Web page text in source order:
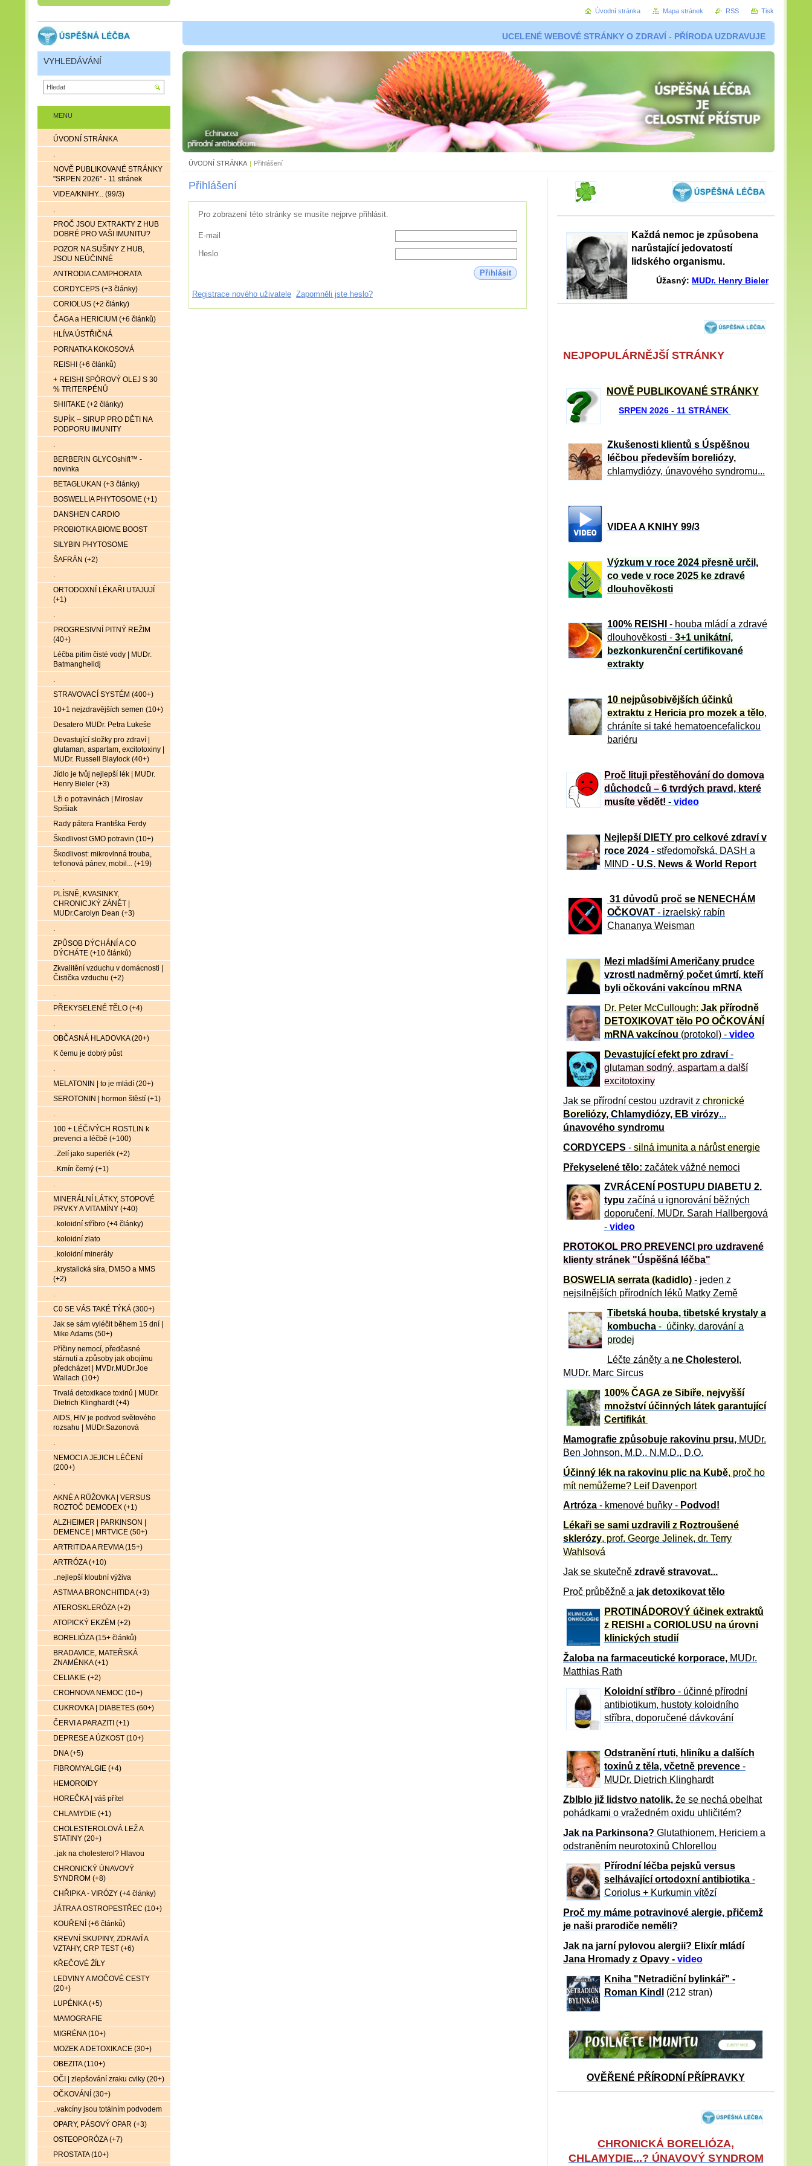
UCELENÉ WEBOVÉ STRÁNKY O ZDRAVÍ - PŘÍRODA UZDRAVUJE
ÚVODNÍ STRÁNKA | Přihlášení
Přihlášení
Pro zobrazení této stránky se musíte nejprve přihlásit.
E-mail
Heslo
Přihlásit
Registrace nového uživatele Zapomněli jste heslo?
Každá nemoc je způsobena
narůstající jedovatostí
lidského organismu.
Úžasný: MUDr. Henry Bieler
NEJPOPULÁRNĚJŠÍ STRÁNKY
NOVĚ PUBLIKOVANÉ STRÁNKY
SRPEN 2026 - 11 STRÁNEK
Zkušenosti klientů s Úspěšnou
léčbou především boreliózy,
chlamydiózy, únavového syndromu...
VIDEA A KNIHY 99/3
Výzkum v roce 2024 přesně určil,
co vede v roce 2025 ke zdravé
dlouhověkosti
100% REISHI
- houba mládí a zdravé
dlouhověkosti - 3+1 unikátní,
bezkonkurenční certifikované
extrakty
10 nejpůsobivějších účinků
extraktu z Hericia pro mozek a tělo,
chráníte si také hematoencefalickou
bariéru
Proč lituji přestěhování do domova
důchodců – 6 tvrdých pravd, které
musíte vědět! - video
Nejlepší DIETY pro celkové zdraví v
roce 2024 - středomořská, DASH a
MIND - U.S. News & World Report
31 důvod ů proč se NENECHÁM
OČKOVAT - izraelský rabín
Chananya Weisman
Mezi mladšími Američany prudce
vzrostl nadměrný počet úmrtí, kteří
byli očkováni vakcínou mRNA
Dr. Peter McCullough: Jak přírodně
DETOXIKOVAT tělo PO OČKOVÁNÍ
mRNA vakcínou (protokol) - video
Devastující efekt pro zdraví-
glutaman sodný, aspartam a další
excitotoxiny
Jak se přírodní cestou uzdravit z chronické
Boreliózy, Chlamydiózy, EB virózy...
únavového syndromu
CORDYCEPS - silná imunita a nárůst energie
Překyselené tělo: začátek vážné nemoci
ZVRÁCE NÍ POSTUPU DIABETU 2.
typu začíná u ignorování běžných
doporučení, MUDr. Sarah Hallbergová
- video
PROTOKOL PRO PREVENCI pro uzdravené
klienty stránek "Úspěšná léčba"
BOSWELIA serrata (kadidlo) - jeden z
nejsilnějších přírodních léků Matky Země
Tibetská houba, tibetské krystaly a
kombucha - účinky, darování a
prodej
Léčte záněty a ne Cholesterol ,
MUDr. Marc Sircus
100% ČAGA ze Sibiře, nejvyšší
množství účinných látek garantující
Certifikát
Mamografie způsobuje rakovinu prsu, MUDr.
Ben Johnson, M.D., N.M.D., D.O.
Účinný lék na rakovinu plic na Kubě, proč ho
mít nemůžeme? Leif Davenport
Artróza - kmenové buňky - Podvod!
Lékaři se sami uzdravili z Roztroušené
sklerózy, prof. George Jelinek, dr. Terry
Wahlsová
Jak se skutečně zdravě stravovat...
Proč průběžně a jak detoxikovat tělo
PROTINÁDOROVÝ účinek extraktů
z REISHI a CORIOLUSU na úrovni
klinických studií
Žaloba na farmaceutické korporace, MUDr.
Matthias Rath
Koloidní stříbro- účinné přírodní
antibiotikum, hustoty koloidního
stříbra, doporučené dávkování
Odstranění rtuti, hliníku a dalších
toxinů z těla, včetně prevence -
MUDr. Dietrich Klinghardt
Zblblo již lidstvo natolik, že se nechá obelhat
pohádkami o vražedném oxidu uhličitém?
Jak na Parkinsona? Glutathionem, Hericiem a
odstraněním neurotoxinů Chlorellou
Přírodní léčba pejsků versus
selhávající ortodoxní antibiotika -
Coriolus + Kurkumin vítězí
Proč my máme potravinové alergie, přičemž
je naši prarodiče neměli?
Jak na jarní pylovou alergii? Elixír mládí
Jana Hromady z Opavy - video
Kniha "Netradiční bylinkář" -
Roman Kindl
(212 stran)
OVĚŘENÉ PŘÍRODNÍ PŘÍPRAVKY
CHRONICKÁ BORELIÓZA,
CHLAMYDIE...? ÚNAVOVÝ SYNDROM
MENU
ÚVODNÍ STRÁNKA
.
NOVĚ PUBLIKOVANÉ STRÁNKY
"SRPEN 2026" - 11 stránek
VIDEA/KNIHY... (99/3)
.
PROČ JSOU EXTRAKTY Z HUB
DOBRÉ PRO VAŠI IMUNITU?
POZOR NA SUŠINY Z HUB,
JSOU NEÚČINNÉ
ANTRODIA CAMPHORATA
CORDYCEPS (+3 články)
CORIOLUS (+2 články)
ČAGA a HERICIUM (+6 článků)
HLÍVA ÚSTŘIČNÁ
PORNATKA KOKOSOVÁ
REISHI (+6 článků)
+ REISHI SPÓROVÝ OLEJ S 30
% TRITERPÉNŮ
SHIITAKE (+2 články)
SUPÍK – SIRUP PRO DĚTI NA
PODPORU IMUNITY
.
BERBERIN GLYCOshift™ -
novinka
BETAGLUKAN (+3 články)
BOSWELLIA PHYTOSOME (+1)
DANSHEN CARDIO
PROBIOTIKA BIOME BOOST
SILYBIN PHYTOSOME
ŠAFRÁN (+2)
.
ORTODOXNÍ LÉKAŘI UTAJUJÍ
(+1)
.
PROGRESIVNÍ PITNÝ REŽIM
(40+)
Léčba pitím čisté vody | MUDr.
Batmanghelidj
.
STRAVOVACÍ SYSTÉM (400+)
10+1 nejzdravějších semen (10+)
Desatero MUDr. Petra Lukeše
Devastující složky pro zdraví |
glutaman, aspartam, excitotoxiny |
MUDr. Russell Blaylock (40+)
Jídlo je tvůj nejlepší lék | MUDr.
Henry Bieler (+3)
Lži o potravinách | Miroslav
Spišiak
Rady pátera Františka Ferdy
Škodlivost GMO potravin (10+)
Škodlivost: mikrovlnná trouba,
teflonová pánev, mobil... (+19)
.
PLÍSNĚ, KVASINKY,
CHRONICJKÝ ZÁNĚT |
MUDr.Carolyn Dean (+3)
.
ZPŮSOB DÝCHÁNÍ A CO
DÝCHÁTE (+10 článků)
Zkvalitění vzduchu v domácnosti |
Čistička vzduchu (+2)
.
PŘEKYSELENÉ TĚLO (+4)
.
OBČASNÁ HLADOVKA (20+)
K čemu je dobrý půst
.
MELATONIN | to je mládí (20+)
SEROTONIN | hormon štěstí (+1)
.
100 + LÉČIVÝCH ROSTLIN k
prevenci a léčbě (+100)
..Zelí jako superlék (+2)
..Kmín černý (+1)
.
MINERÁLNÍ LÁTKY, STOPOVÉ
PRVKY A VITAMÍNY (+40)
..koloidní stříbro (+4 články)
..koloidní zlato
..koloidní minerály
..krystalická síra, DMSO a MMS
(+2)
.
C0 SE VÁS TAKÉ TÝKÁ (300+)
Jak se sám vyléčit během 15 dní |
Mike Adams (50+)
Příčiny nemocí, předčasné
stárnutí a způsoby jak obojímu
předcházet | MVDr.MUDr.Joe
Wallach (10+)
Trvalá detoxikace toxinů | MUDr.
Dietrich Klinghardt (+4)
AIDS, HIV je podvod světového
rozsahu | MUDr.Sazonová
.
NEMOCI A JEJICH LÉČENÍ
(200+)
.
AKNÉ A RŮŽOVKA | VERSUS
ROZTOČ DEMODEX (+1)
ALZHEIMER | PARKINSON |
DEMENCE | MRTVICE (50+)
ARTRITIDA A REVMA (15+)
ARTRÓZA (+10)
..nejlepší kloubní výživa
ASTMA A BRONCHITIDA (+3)
ATEROSKLERÓZA (+2)
ATOPICKÝ EKZÉM (+2)
BORELIÓZA (15+ článků)
BRADAVICE, MATEŘSKÁ
ZNAMÉNKA (+1)
CELIAKIE (+2)
CROHNOVA NEMOC (10+)
CUKROVKA | DIABETES (60+)
ČERVI A PARAZITI (+1)
DEPRESE A ÚZKOST (10+)
DNA (+5)
FIBROMYALGIE (+4)
HEMOROIDY
HOREČKA | váš přítel
CHLAMYDIE (+1)
CHOLESTEROLOVÁ LEŽ A
STATINY (20+)
..jak na cholesterol? Hlavou
CHRONICKÝ ÚNAVOVÝ
SYNDROM (+8)
CHŘIPKA - VIRÓZY (+4 články)
JÁTRA A OSTROPESTŘEC (10+)
KOUŘENÍ (+6 článků)
KREVNÍ SKUPINY, ZDRAVÍ A
VZTAHY, CRP TEST (+6)
KŘEČOVÉ ŽÍLY
LEDVINY A MOČOVÉ CESTY
(20+)
LUPÉNKA (+5)
MAMOGRAFIE
MIGRÉNA (10+)
MOZEK A DETOXIKACE (30+)
OBEZITA (110+)
OČI | zlepšování zraku cviky (20+)
OČKOVÁNÍ (30+)
..vakcíny jsou totálním podvodem
OPARY, PÁSOVÝ OPAR (+3)
OSTEOPORÓZA (+7)
PROSTATA (10+)
VYHLEDÁVÁNÍ
Úvodní stránka Mapa stránek RSS Tisk